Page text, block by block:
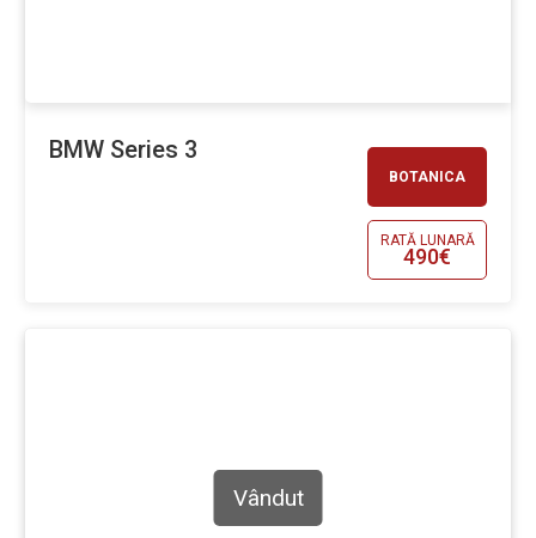
BOTANICA
RATĂ LUNARĂ
490€
BMW Series 3
Vândut